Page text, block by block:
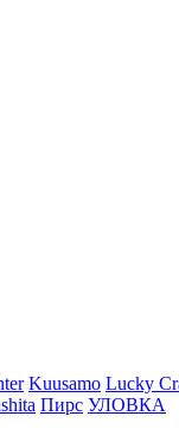
Kuusamo Lucky
Пирс УЛОВКА